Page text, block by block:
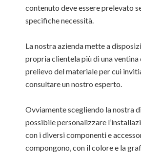
contenuto deve essere prelevato
specifiche necessità.
La nostra azienda mette a
propria clientela più di una ventina
prelievo del materiale per cui
consultare un nostro esperto.
Ovviamente scegliendo la nostra
possibile personalizzare
con i diversi componenti e
compongono, con il colore e la